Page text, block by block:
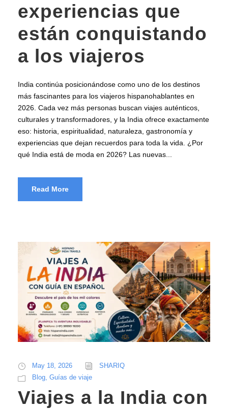
experiencias que
están conquistando
a los viajeros
India continúa posicionándose como uno de los destinos
más fascinantes para los viajeros hispanohablantes en
2026. Cada vez más personas buscan viajes auténticos,
culturales y transformadores, y la India ofrece exactamente
eso: historia, espiritualidad, naturaleza, gastronomía y
experiencias que dejan recuerdos para toda la vida. ¿Por
qué India está de moda en 2026? Las nuevas...
Read More
May 18, 2026
SHARIQ
Blog, Guías de viaje
Viajes a la India con